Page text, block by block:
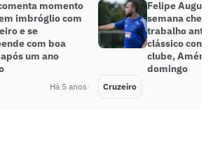
momento
imbróglio com
e se
com boa
um ano
Há 5 anos
Felipe
semana cheia
trabalho
clássico
clube,
domingo
Cruzeiro